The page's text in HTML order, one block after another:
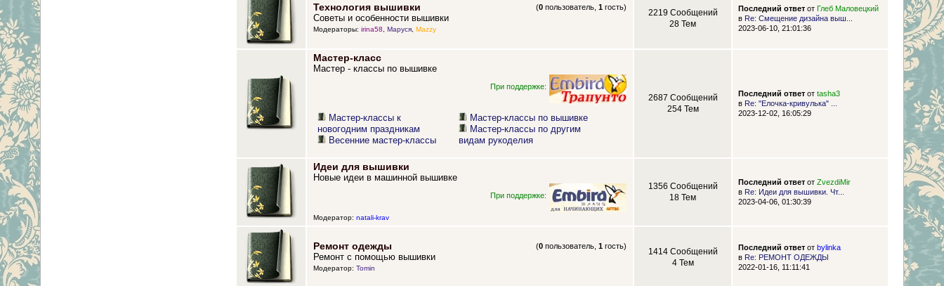
Технология вышивки (0 пользователь,1 гость)
Советы и особенности вышивки
Модераторы: irina58, Маруся, Mazzy
2219 Сообщений
28 Тем
Последний ответот Глеб Маловецкий
в Re: Смещение дизайна выш...
2023-06-10, 21:01:36
Мастер-класс
Мастер - классы по вышивке
При поддержке:
Мастер-классы к
новогодним праздникам
Весенние мастер-классы
Мастер-классы по вышивке
Мастер-классы по другим
видам рукоделия
2687 Сообщений
254 Тем
Последний ответот tasha3
в Re: "Елочка-кривулька" ...
2023-12-02, 16:05:29
Идеи для вышивки
Новые идеи в машинной вышивке
При поддержке:
Модератор: natali-krav
1356 Сообщений
18 Тем
Последний ответот ZvezdiMir
в Re: Идеи для вышивки. Чт...
2023-04-06, 01:30:39
Ремонт одежды (0 пользователь,1 гость)
Ремонт с помощью вышивки
Модератор: Tomin
1414 Сообщений
4 Тем
Последний ответот bylinka
в Re: РЕМОНТ ОДЕЖДЫ
2022-01-16, 11:11:41